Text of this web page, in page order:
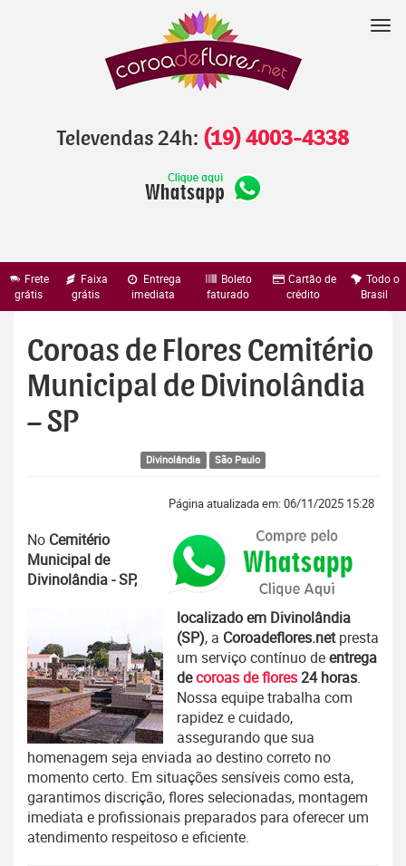
Televendas 24h: (19) 4003-4338
Frete
grátis
Faixa
grátis
Entrega
imediata
Boleto
faturado
Cartão de
crédito
Todo o
Brasil
Coroas de Flores Cemitério
Municipal de Divinolândia
– SP
Divinolândia São Paulo
Página atualizada em: 06/11/2025 15:28
No Cemitério
Municipal de
Divinolândia - SP,
localizado em Divinolândia
(SP), a Coroadeflores.netpresta
um serviço contínuo deentrega
decoroas de flores24 horas.
Nossa equipe trabalha com
rapidez e cuidado,
assegurando que sua
homenagem seja enviada ao destino correto no
momento certo. Em situações sensíveis como esta,
garantimos discrição, flores selecionadas, montagem
imediata e profissionais preparados para oferecer um
atendimento respeitoso e eficiente.